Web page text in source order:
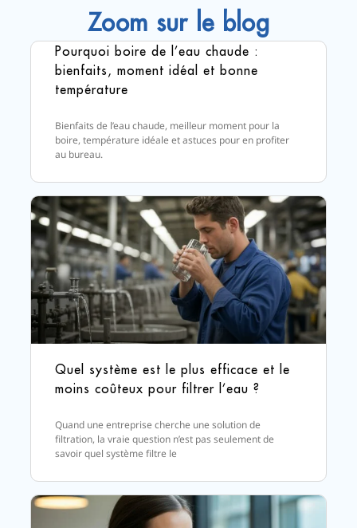
Zoom sur le blog
Pourquoi boire de l’eau chaude :
bienfaits, moment idéal et bonne
température
Bienfaits de l’eau chaude, meilleur moment pour la
boire, température idéale et astuces pour en profiter
au bureau.
Quel système est le plus efficace et le
moins coûteux pour filtrer l’eau ?
Quand une entreprise cherche une solution de
filtration, la vraie question n’est pas seulement de
savoir quel système filtre le